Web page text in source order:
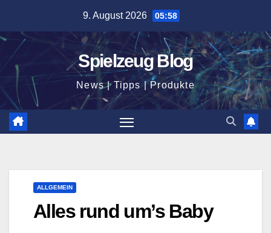
springen
9. August 2026 05:58
Spielzeug Blog
News | Tipps | Produkte
ALLGEMEIN
Alles rund um’s Baby